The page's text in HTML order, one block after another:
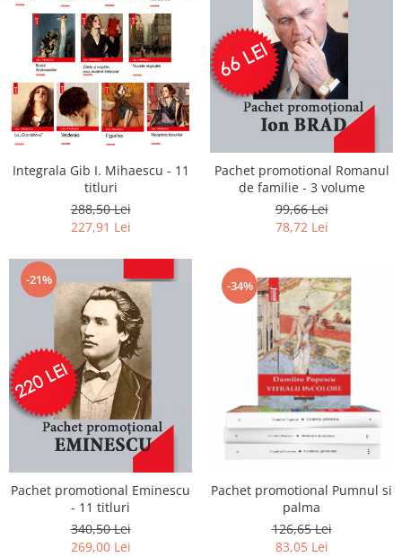
Integrala Gib I. Mihaescu - 11
titluri
288,50 Lei
227,91 Lei
Pachet promotional Romanul
de familie - 3 volume
99,66 Lei
78,72 Lei
-21%
Pachet promotional Eminescu
- 11 titluri
340,50 Lei
269,00 Lei
-34%
Pachet promotional Pumnul si
palma
126,65 Lei
83,05 Lei